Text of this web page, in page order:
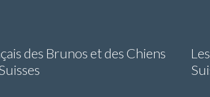
des Brunos et des Chiens